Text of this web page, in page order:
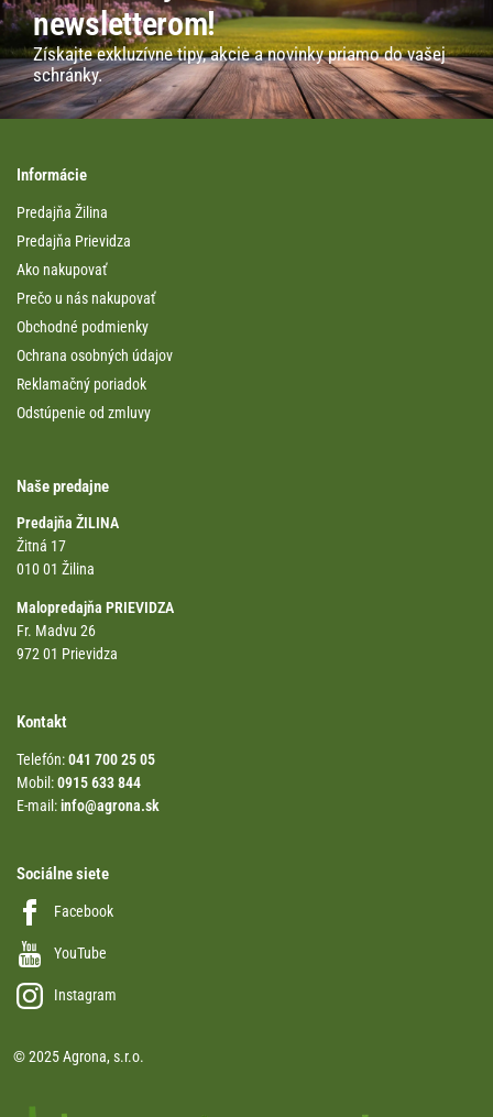
newsletterom!
Získajte exkluzívne tipy, akcie a novinky priamo do vašej
schránky.
Informácie
Predajňa Žilina
Predajňa Prievidza
Ako nakupovať
Prečo u nás nakupovať
Obchodné podmienky
Ochrana osobných údajov
Reklamačný poriadok
Odstúpenie od zmluvy
Naše predajne
Predajňa ŽILINA
Žitná 17
010 01 Žilina
Malopredajňa PRIEVIDZA
Fr. Madvu 26
972 01 Prievidza
Kontakt
Telefón:041 700 25 05
Mobil:0915 633 844
E-mail:info@agrona.sk
Sociálne siete
Facebook
YouTube
Instagram
© 2025 Agrona, s.r.o.